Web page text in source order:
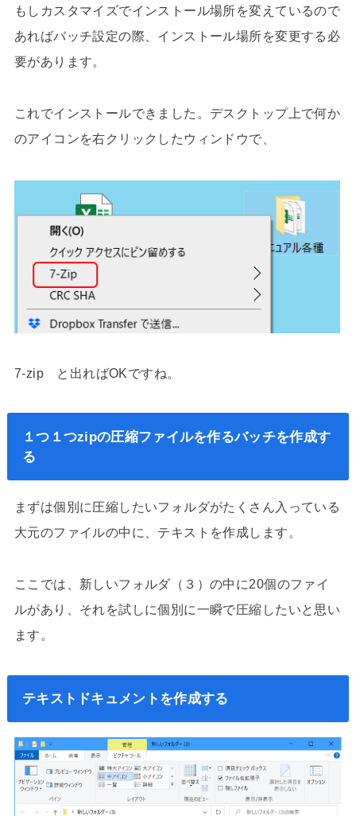
もしカスタマイズでインストール場所を変えているので
あればバッチ設定の際、インストール場所を変更する必
要があります。
これでインストールできました。デスクトップ上で何か
のアイコンを右クリックしたウィンドウで、
7-zip と出ればOKですね。
１つ１つzipの圧縮ファイルを作るバッチを作成す
る
まずは個別に圧縮したいフォルダがたくさん入っている
大元のファイルの中に、テキストを作成します。
ここでは、新しいフォルダ（３）の中に20個のファイ
ルがあり、それを試しに個別に一瞬で圧縮したいと思い
ます。
テキストドキュメントを作成する